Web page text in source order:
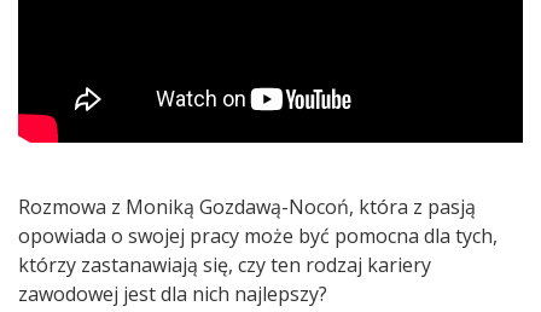
Rozmowa z Moniką Gozdawą-Nocoń, która z pasją
opowiada o swojej pracy może być pomocna dla tych,
którzy zastanawiają się, czy ten rodzaj kariery
zawodowej jest dla nich najlepszy?